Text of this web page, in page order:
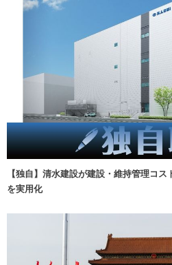
【独自】清水建設が建設・維持管理コ
を実用化